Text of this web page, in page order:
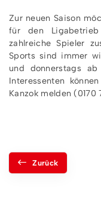
Zur neuen Saison
für den
zahlreiche Spieler
Sports sind immer
und donnerstags
Interessenten
Kanzok melden (0170
Zurück